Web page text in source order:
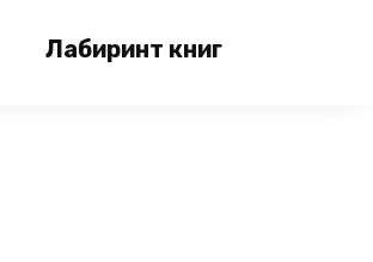
Лабиринт книг